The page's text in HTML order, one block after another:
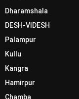
Dharamshala
DESH-VIDESH
Palampur
Kullu
Kangra
Hamirpur
Chamba